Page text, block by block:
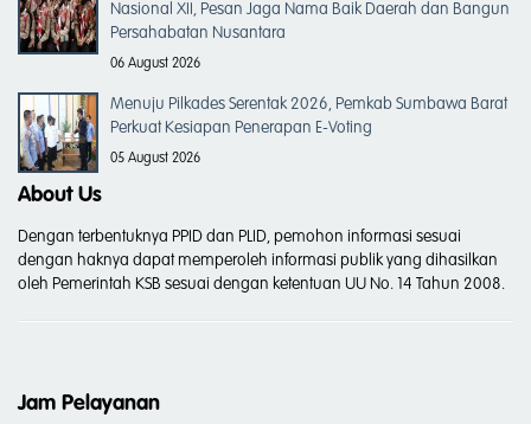
Nasional XII, Pesan Jaga Nama Baik Daerah dan Bangun
Persahabatan Nusantara
06 August 2026
Menuju Pilkades Serentak 2026, Pemkab Sumbawa Barat
Perkuat Kesiapan Penerapan E-Voting
05 August 2026
About Us
Dengan terbentuknya PPID dan PLID, pemohon informasi sesuai
dengan haknya dapat memperoleh informasi publik yang dihasilkan
oleh Pemerintah KSB sesuai dengan ketentuan UU No. 14 Tahun 2008.
Jam Pelayanan